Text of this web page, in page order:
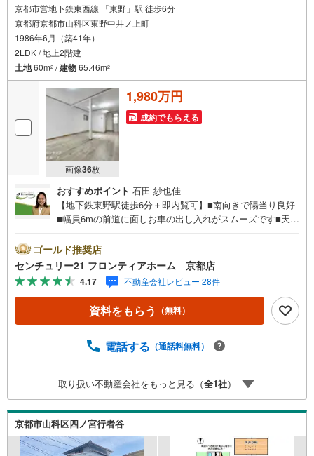
京都市営地下鉄東西線 「東野」駅 徒歩6分
京都府京都市山科区東野中井ノ上町
1986年6月（築41年）
2LDK / 地上2階建
土地60m2 /建物65.46m2
画像36枚
1,980万円
成約でもらえる
おすすめポイント 石田 紗也佳
【地下鉄東野駅徒歩6分＋即内覧可】■南向きで陽当り良好
■幅員6mの前道に面しお車の出し入れがスムーズです■天窓
で通風良好な2LDK 特徴・スーパー、コンビニから徒歩10
分圏内で住みやすい環境です・全居室に収納スペースがあ
りお片付けもスッキリ 立地・京都市立大宅小学校まで徒歩
約12分・京都市立大宅中学校まで徒歩約23分 弊社が選ばれ
る理由 1.お金の扱い方のプロ、ファイナンシャルプランナ
ーが資金計画をサポート！2.買い替えなどにも対応できる
め、最も低金利になるように審査が可能！4.物件のお引渡
プランナーがご提案！5.定期的にご連絡を繋ぎ、有事の際
に迅速にサポートいたします弊社は専門家同士が連携をと
っているため、より多くの知見がございます。お気軽にお
問合せください！
ゴールド推奨店
センチュリー21 フロンティアホーム 京都店
4.17 不動産会社レビュー 28件
資料をもらう （無料）
電話する （通話料無料）
取り扱い不動産会社をもっと見る（全1社）
京都市山科区四ノ宮行者谷